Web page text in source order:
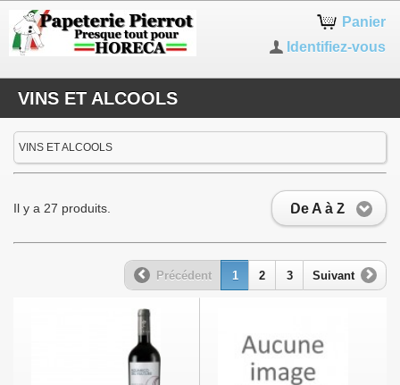
Panier
Identifiez-vous
VINS ET ALCOOLS
VINS ET ALCOOLS
De A à Z
Il y a 27 produits.
Précédent 1 2 3 Suivant